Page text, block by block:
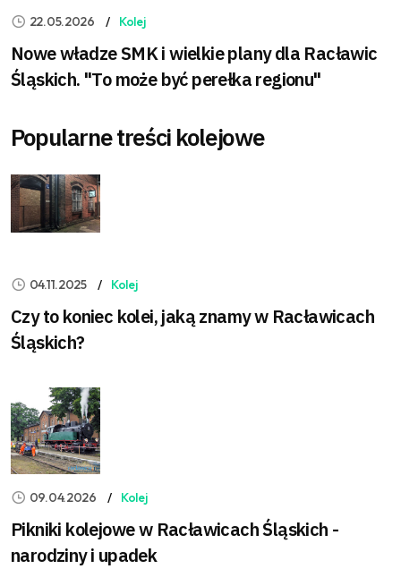
22.05.2026 Kolej
Nowe władze SMK i wielkie plany dla Racławic
Śląskich. "To może być perełka regionu"
Popularne treści kolejowe
04.11.2025 Kolej
Czy to koniec kolei, jaką znamy w Racławicach
Śląskich?
09.04.2026 Kolej
Pikniki kolejowe w Racławicach Śląskich -
narodziny i upadek